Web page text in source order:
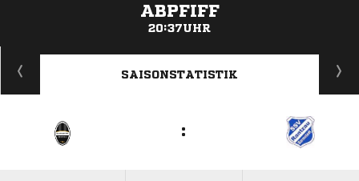
ABPFIFF
20:37UHR
ANZEIGE
SAISONSTATISTIK
: